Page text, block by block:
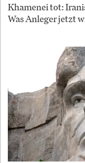
Khamenei tot:
Was Anleger jetzt